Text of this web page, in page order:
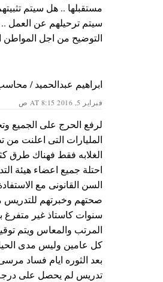
مستقبلها .. هل سيتم
سيتم ترحيلهم عن العمل
التوضيح من اجل المواطن
ابراهيم عبدالحميد /
فبراير 5, 2016 AT 8:15 ص
لرفع الحرج على الجميع
الغلابه فقط فهناك طرق
احتلة جميع اعضاء هيئة
السن القانونى مع
صحتهم وخبرتهم للتدريس
سنوات كاستاذ غير متفرغ
المرتب والمعاس ويتم
كل عامين وليس مدى
بعد الثوره ايام فساد
تدريس لم يحصل على